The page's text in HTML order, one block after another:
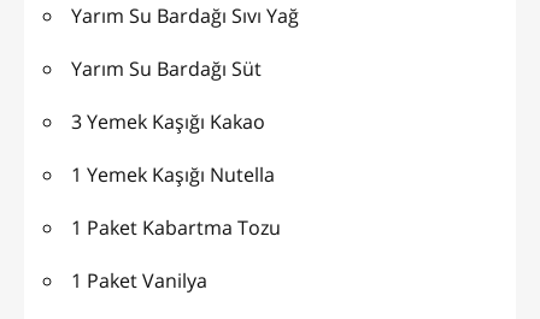
Yarım Su Bardağı Sıvı Yağ
Yarım Su Bardağı Süt
3 Yemek Kaşığı Kakao
1 Yemek Kaşığı Nutella
1 Paket Kabartma Tozu
1 Paket Vanilya